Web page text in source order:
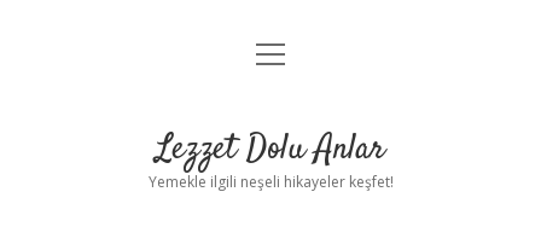
Anasayfa
Yasal Uyarı
menüyü
Lezzet Dolu Anlar
Yemekle ilgili neşeli hikayeler keşfet!